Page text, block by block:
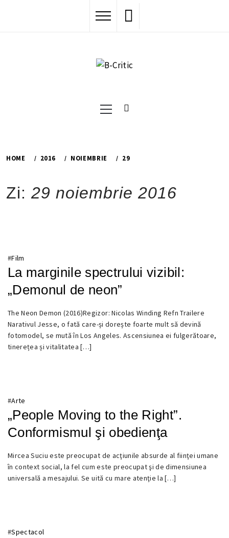
Primary
Menu
HOME 2016 NOIEMBRIE 29
Zi: 29 noiembrie 2016
#Film
La marginile spectrului vizibil:
„Demonul de neon”
29
NOIEMBRIE
2016
The Neon Demon (2016)Regizor: Nicolas Winding Refn Trailere
Narativul Jesse, o fată care-și dorește foarte mult să devină
fotomodel, se mută în Los Angeles. Ascensiunea ei fulgerătoare,
tinerețea și vitalitatea […]
#Arte
„People Moving to the Right”.
Conformismul şi obedienţa
29
NOIEMBRIE
Mircea Suciu este preocupat de acţiunile absurde al fiinţei umane
în context social, la fel cum este preocupat şi de dimensiunea
universală a mesajului. Se uită cu mare atenţie la […]
#Spectacol